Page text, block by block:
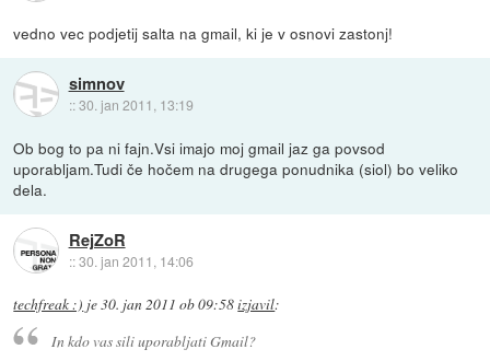
vedno vec podjetij salta na gmail, ki je v osnovi zastonj!
simnov
::30. jan 2011, 13:19
Ob bog to pa ni fajn.Vsi imajo moj gmail jaz ga povsod
uporabljam.Tudi če hočem na drugega ponudnika (siol) bo veliko
dela.
RejZoR
::30. jan 2011, 14:06
techfreak :) je30. jan 2011 ob 09:58izjavil:
In kdo vas sili uporabljati Gmail?